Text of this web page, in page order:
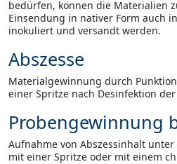
bedürfen, können die Materialien
Einsendung in nativer Form auch
inokuliert und versandt werden.
Abszesse
Materialgewinnung durch
einer Spritze nach Desinfektion
Probengewinnung
Aufnahme von Abszessinhalt
mit einer Spritze oder mit einem